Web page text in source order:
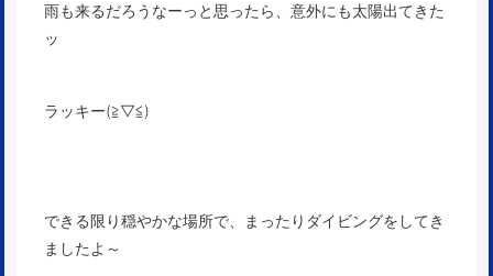
雨も来るだろうなーっと思ったら、意外にも太陽出てきた
ッ
ラッキー(≧▽≦)
できる限り穏やかな場所で、まったりダイビングをしてき
ましたよ～